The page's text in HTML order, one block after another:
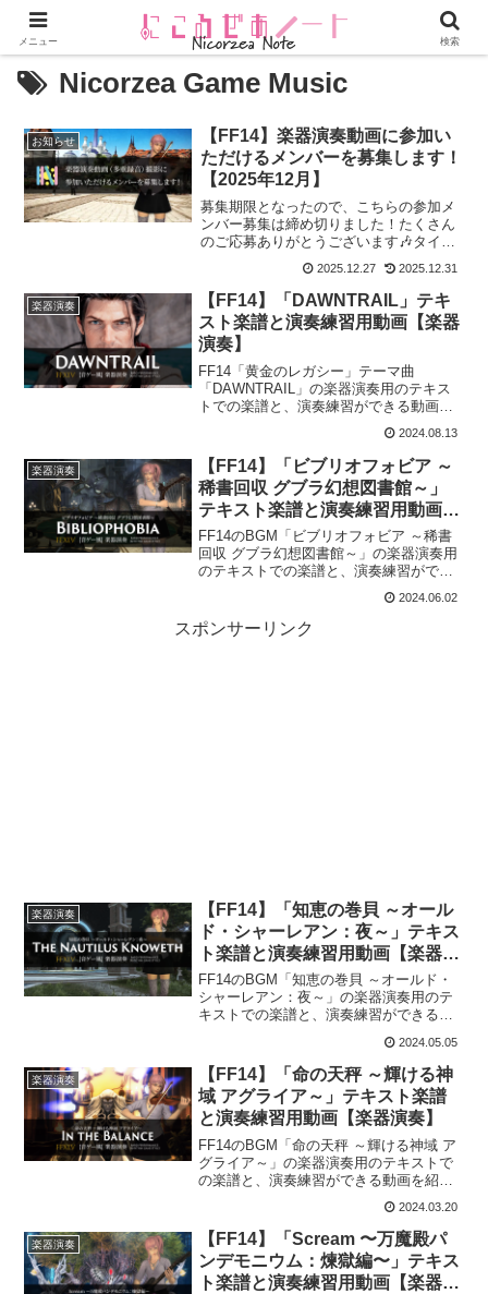
Nicorzea Game Music
お知らせ
【FF14】楽器演奏動画に参加い
ただけるメンバーを募集します！
【2025年12月】
募集期限となったので、こちらの参加メ
ンバー募集は締め切りました！たくさん
のご応募ありがとうございます🎶タイト
するにあたって、演奏で参加していただ
けるメンバーを募集します！以前同様の
企画で撮影した多重録音動...
2025.12.27 2025.12.31
楽器演奏
【FF14】「DAWNTRAIL」テキ
スト楽譜と演奏練習用動画【楽器
演奏】
FF14「黄金のレガシー」テーマ曲
「DAWNTRAIL」の楽器演奏用のテキス
トでの楽譜と、演奏練習ができる動画を
“DAWNTRAIL” Bard Performance.
Please...
2024.08.13
楽器演奏
【FF14】「ビブリオフォビア ～
稀書回収 グブラ幻想図書館～」
テキスト楽譜と演奏練習用動画
【楽器演奏】
FF14のBGM「ビブリオフォビア ～稀書
回収 グブラ幻想図書館～」の楽器演奏用
のテキストでの楽譜と、演奏練習ができ
る動画を紹介します。This is the score
for “Bibliophobia” Bard Performanc...2024.06.02
スポンサーリンク
楽器演奏
【FF14】「知恵の巻貝 ～オール
ド・シャーレアン：夜～」テキス
ト楽譜と演奏練習用動画【楽器演
奏】
FF14のBGM「知恵の巻貝 ～オールド・
シャーレアン：夜～」の楽器演奏用のテ
キストでの楽譜と、演奏練習ができる動
“The Nautilus Knoweth” Bard Perfo...
2024.05.05
楽器演奏
【FF14】「命の天秤 ～輝ける神
域 アグライア～」テキスト楽譜
と演奏練習用動画【楽器演奏】
FF14のBGM「命の天秤 ～輝ける神域 ア
グライア～」の楽器演奏用のテキストで
の楽譜と、演奏練習ができる動画を紹介
Balance” Bard Performance. P...2024.03.20
楽器演奏
【FF14】「Scream 〜万魔殿パ
ンデモニウム：煉獄編〜」テキス
ト楽譜と演奏練習用動画【楽器演
メニュー 検索